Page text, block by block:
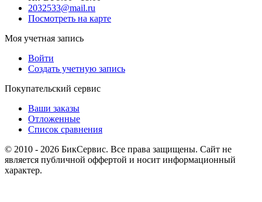
2032533@mail.ru
Посмотреть на карте
Моя учетная запись
Войти
Создать учетную запись
Покупательский сервис
Ваши заказы
Отложенные
Список сравнения
© 2010 - 2026 БикСервис. Все права защищены. Сайт не
является публичной оффертой и носит информационный
характер.